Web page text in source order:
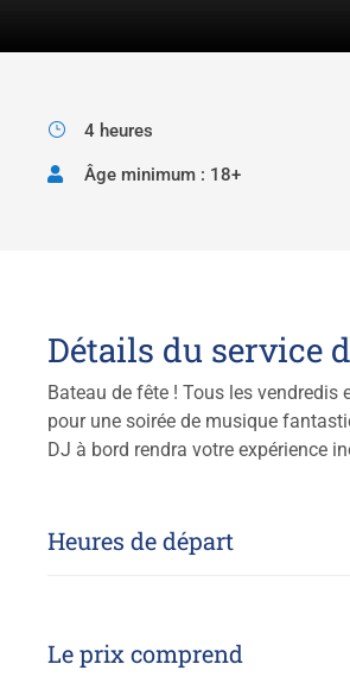
4 heures
Âge minimum : 18+
Détails du service
Bateau de fête ! Tous les
pour une soirée de musique
DJ à bord rendra votre expérience
Heures de départ
Le prix comprend